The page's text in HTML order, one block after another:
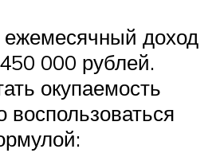
доход
000 рублей.
окупаемость
воспользоваться